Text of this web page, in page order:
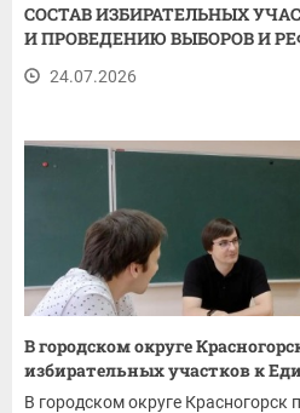
СОСТАВ ИЗБИРАТЕЛЬНЫХ
И ПРОВЕДЕНИЮ ВЫБОРОВ И
24.07.2026
В городском округе
избирательных участков к
В городском округе Красногорск